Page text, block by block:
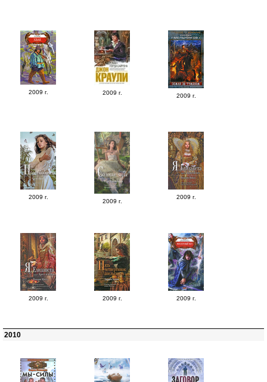
2009 г. 2009 г. 2009 г.
2009 г.
2009 г.
2009 г.
2009 г. 2009 г. 2009 г.
2010